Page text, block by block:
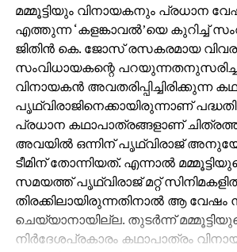
മമ്മൂട്ടിയും വിനായകനും പ്രധാന
എത്തുന്ന ‘കളങ്കാവല്‍’യെ കുറിച്ച്
ജിതിന്‍ കെ. ജോസ് രസകരമായ
സംവിധായകന്റെ
വിനായകന്‍ അവതരിപ്പിച്ചിരിക്കുന്ന
പൃഥ്വിരാജിനെക്കായിരുന്നാണ്
പ്രധാന കഥാപാത്രങ്ങളാണ്
അവയില്‍ ഒന്നിന് പൃഥ്വിരാജ്
ടീമിന് തോന്നിയത്. എന്നാല്‍
സമയത്ത് പൃഥ്വിരാജ് മറ്റ്
തിരക്കിലായിരുന്നതിനാല്‍ ആ വേഷം
ചെയ്യാനായില്ല. തുടര്‍ന്ന്
നിര്‍ദേശപ്രകാരം കഥാപാത്രം